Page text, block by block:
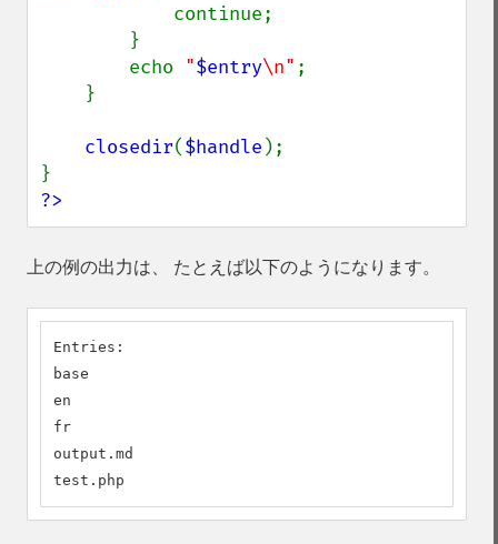
        echo
"$entry\n" ;
closedir($handle );
?>
上の例の出力は、 たとえば以下のようになります。
Entries:
base
en
fr
output.md
test.php